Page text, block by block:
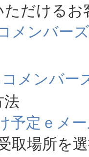
だけるお
メンバーズ
メンバー
予定ｅメ
取場所を